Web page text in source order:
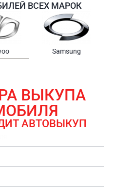
ВСЕХ МАРОК
Gmc
ВЫКУПА
АВТОВЫКУП